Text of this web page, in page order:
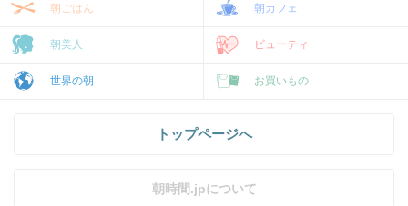
朝ごはん 朝カフェ
朝美人 ビューティ
世界の朝 お買いもの
トップページへ
朝時間.jpについて